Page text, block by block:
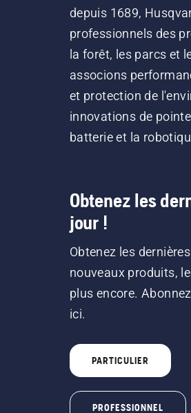
depuis 1689,
professionnels des
la forêt, les parcs et
associons
et protection de
innovations de
batterie et la
Obtenez les
jour !
Obtenez les
nouveaux produits,
plus encore.
ici.
PARTICULIER
PROFESSIONNEL